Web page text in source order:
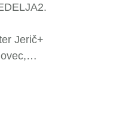
Jerič+
s.p.
+